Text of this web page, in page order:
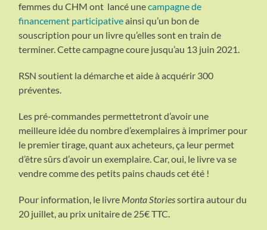
femmes du CHM ont lancé unecampagne de
financement participativeainsi qu’un bon de
souscription pour un livre qu’elles sont en train de
terminer. Cette campagne coure jusqu’au 13 juin 2021.
RSN soutient la démarche et aide à acquérir 300
préventes.
Les pré-commandes permettetront d’avoir une
meilleure idée du nombre d’exemplaires à imprimer pour
le premier tirage, quant aux acheteurs, ça leur permet
d’être sûrs d’avoir un exemplaire. Car, oui, le livre va se
vendre comme des petits pains chauds cet été !
Pour information, le livre Monta Storiessortira autour du
20 juillet, au prix unitaire de 25€ TTC.